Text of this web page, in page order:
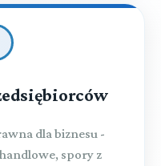
dla biznesu -
spory z